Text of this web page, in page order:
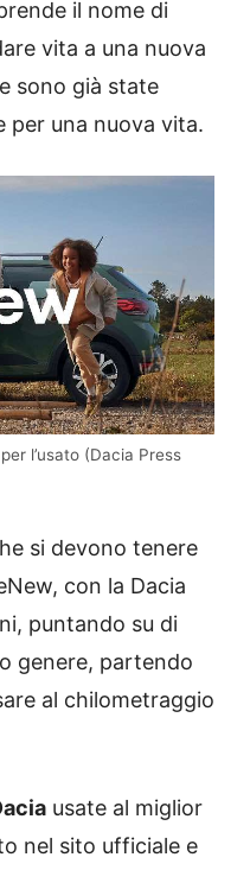
il nome di
vita a una nuova
sono già state
per una nuova vita.
l’usato (Dacia Press
si devono tenere
con la Dacia
puntando su di
genere, partendo
al chilometraggio
usate al miglior
nel sito ufficiale e